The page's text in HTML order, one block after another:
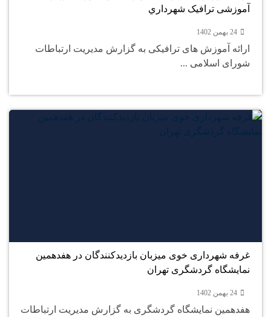
آموزشی ترافیک شهرداري
24 بهمن 1402
ارائه آموزش های ترافیکی به گزارش مدیریت ارتباطات
شورای اسلامی ...
غرفه شهرداری خوی میزبان بازدیدکنندگان در هفدهمین
نمایشگاه گردشگری تهران
24 بهمن 1402
هفدهمین نمایشگاه گردشگری به گزارش مدیریت ارتباطات